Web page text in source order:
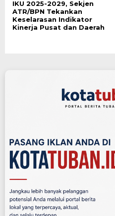
IKU 2025-2029, Sekjen
ATR/BPN Tekankan
Keselarasan Indikator
Kinerja Pusat dan Daerah